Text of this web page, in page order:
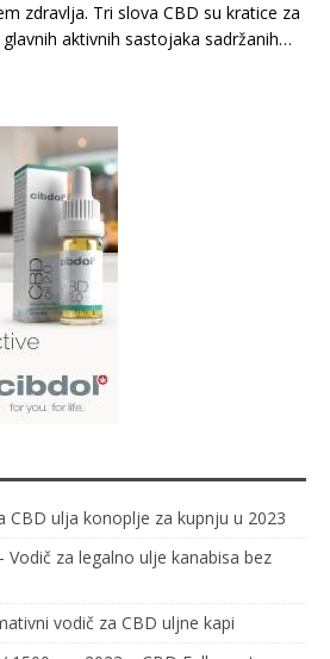
zdravlja. Tri slova CBD su kratice za
aktivnih sastojaka sadržanih…
CBD ulja konoplje za kupnju u 2023
za legalno ulje kanabisa bez
vodič za CBD uljne kapi